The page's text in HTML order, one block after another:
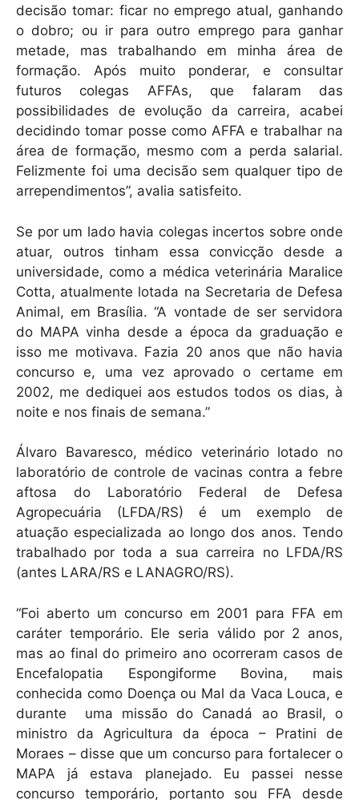
decisão tomar: ficar no emprego atual, ganhando
o dobro; ou ir para outro emprego para ganhar
metade, mas trabalhando em minha área de
formação. Após muito ponderar, e consultar
futuros colegas AFFAs, que falaram das
possibilidades de evolução da carreira, acabei
decidindo tomar posse como AFFA e trabalhar na
área de formação, mesmo com a perda salarial.
Felizmente foi uma decisão sem qualquer tipo de
arrependimentos”, avalia satisfeito.
Se por um lado havia colegas incertos sobre onde
atuar, outros tinham essa convicção desde a
universidade, como a médica veterinária Maralice
Cotta, atualmente lotada na Secretaria de Defesa
Animal, em Brasília. “A vontade de ser servidora
do MAPA vinha desde a época da graduação e
isso me motivava. Fazia 20 anos que não havia
concurso e, uma vez aprovado o certame em
2002, me dediquei aos estudos todos os dias, à
noite e nos finais de semana.”
Álvaro Bavaresco, médico veterinário lotado no
laboratório de controle de vacinas contra a febre
aftosa do Laboratório Federal de Defesa
Agropecuária (LFDA/RS) é um exemplo de
atuação especializada ao longo dos anos. Tendo
trabalhado por toda a sua carreira no LFDA/RS
(antes LARA/RS e LANAGRO/RS).
“Foi aberto um concurso em 2001 para FFA em
caráter temporário. Ele seria válido por 2 anos,
mas ao final do primeiro ano ocorreram casos de
Encefalopatia Espongiforme Bovina, mais
conhecida como Doença ou Mal da Vaca Louca, e
durante uma missão do Canadá ao Brasil, o
ministro da Agricultura da época – Pratini de
Moraes – disse que um concurso para fortalecer o
MAPA já estava planejado. Eu passei nesse
concurso temporário, portanto sou FFA desde